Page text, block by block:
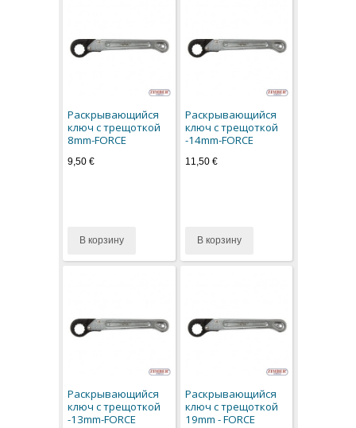
Раскрывающийся
ключ с трещоткой
8mm-FORCE
9,50 €
В корзину
Раскрывающийся
ключ с трещоткой
-14mm-FORCE
11,50 €
В корзину
Раскрывающийся
ключ с трещоткой
-13mm-FORCE
Раскрывающийся
ключ с трещоткой
19mm - FORCE